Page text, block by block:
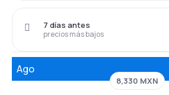
precios más bajos
7 días antes
Ago
8,330 MXN